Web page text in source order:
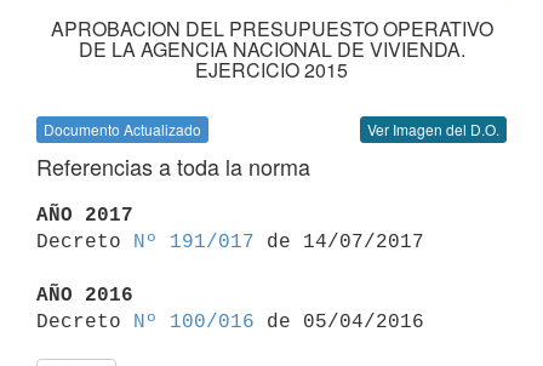
APROBACION DEL PRESUPUESTO OPERATIVO
DE LA AGENCIA NACIONAL DE VIVIENDA.
EJERCICIO 2015
Documento Actualizado Ver Imagen del D.O.
Referencias a toda la norma
AÑO 2017
Decreto
Nº 191/017 de 14/07/2017
AÑO 2016
Decreto
Nº 100/016